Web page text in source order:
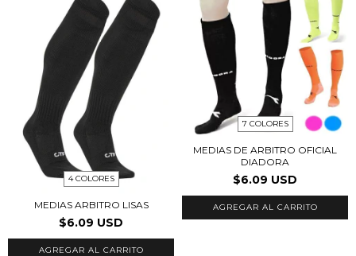
4 COLORES
MEDIAS ARBITRO LISAS
$6.09 USD
AGREGAR AL CARRITO
7 COLORES
MEDIAS DE ARBITRO OFICIAL
DIADORA
$6.09 USD
AGREGAR AL CARRITO